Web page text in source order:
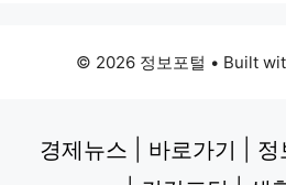
© 2026 정보포털 • Built
경제뉴스 바로가기 정